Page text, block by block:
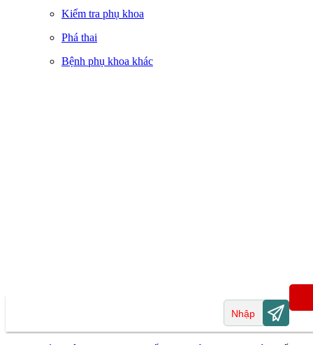
Kiểm tra phụ khoa
Phá thai
Bệnh phụ khoa khác